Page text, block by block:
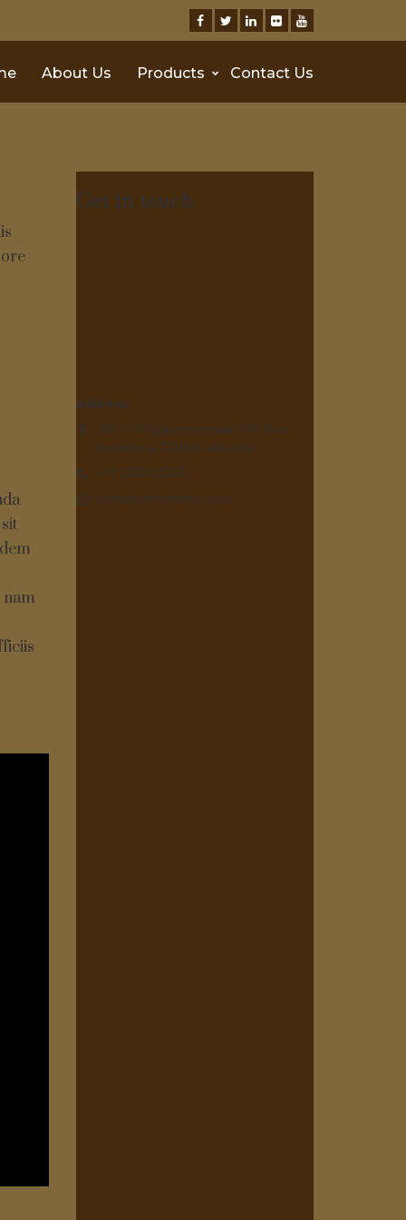
About Us Products Contact Us
Get in touch
Address
220 CSSIgniter str, suite 990 San
Francisco, 35100 California
+01 2310 123456
technico@technico.com